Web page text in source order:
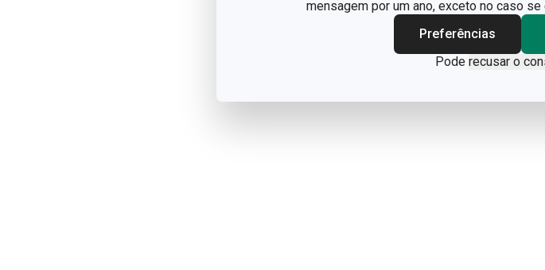
mensagem por um ano, exceto no caso
Preferências
Pode recusar o